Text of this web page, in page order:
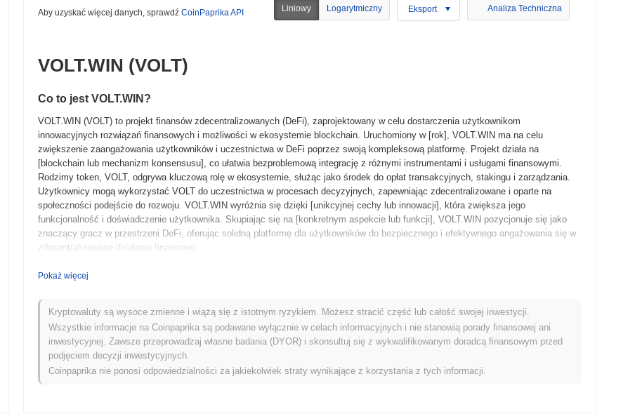
Aby uzyskać więcej danych, sprawdź CoinPaprika API Liniowy Logarytmiczny Eksport Analiza Techniczna
VOLT.WIN (VOLT)
Co to jest VOLT.WIN?
VOLT.WIN (VOLT) to projekt finansów zdecentralizowanych (DeFi), zaprojektowany w celu dostarczenia użytkownikom
innowacyjnych rozwiązań finansowych i możliwości w ekosystemie blockchain. Uruchomiony w [rok], VOLT.WIN ma na celu
zwiększenie zaangażowania użytkowników i uczestnictwa w DeFi poprzez swoją kompleksową platformę. Projekt działa na
[blockchain lub mechanizm konsensusu], co ułatwia bezproblemową integrację z różnymi instrumentami i usługami finansowymi.
Rodzimy token, VOLT, odgrywa kluczową rolę w ekosystemie, służąc jako środek do opłat transakcyjnych, stakingu i zarządzania.
Użytkownicy mogą wykorzystać VOLT do uczestnictwa w procesach decyzyjnych, zapewniając zdecentralizowane i oparte na
społeczności podejście do rozwoju. VOLT.WIN wyróżnia się dzięki [unikcyjnej cechy lub innowacji], która zwiększa jego
funkcjonalność i doświadczenie użytkownika. Skupiając się na [konkretnym aspekcie lub funkcji], VOLT.WIN pozycjonuje się jako
znaczący gracz w przestrzeni DeFi, oferując solidną platformę dla użytkowników do bezpiecznego i efektywnego angażowania się w
zdecentralizowane działania finansowe.
Kiedy i jak rozpoczęła się VOLT.WIN?
platformy. Projekt rozwijał się wraz z uruchomieniem testnetu w [miesiąc/rok], dając deweloperom i wczesnym użytkownikom
możliwość zapoznania się z funkcjami platformy w kontrolowanym środowisku. Po pomyślnych testach i opiniach społeczności,
VOLT.WIN uruchomił swój mainnet w [miesiąc/rok], co oznaczało jego oficjalne wejście na rynek blockchain. Początkowa faza
rozwoju koncentrowała się na [konkretnych celach technicznych lub ekosystemowych], przygotowując grunt pod przyszłe ulepszenia
i integracje. Początkowa dystrybucja tokenów odbyła się poprzez [ICO/IEO/airdrop/sprawiedliwe uruchomienie] w [miesiąc/rok],
umożliwiając uczestnikom nabycie tokenów VOLT.WIN i wsparcie wczesnego rozwoju projektu. Te podstawowe kroki były kluczowe
Pokaż więcej
Kryptowaluty są wysoce zmienne i wiążą się z istotnym ryzykiem. Możesz stracić część lub całość swojej inwestycji.
Wszystkie informacje na Coinpaprika są podawane wyłącznie w celach informacyjnych i nie stanowią porady finansowej ani
inwestycyjnej. Zawsze przeprowadzaj własne badania (DYOR) i skonsultuj się z wykwalifikowanym doradcą finansowym przed
podjęciem decyzji inwestycyjnych.
Coinpaprika nie ponosi odpowiedzialności za jakiekolwiek straty wynikające z korzystania z tych informacji.